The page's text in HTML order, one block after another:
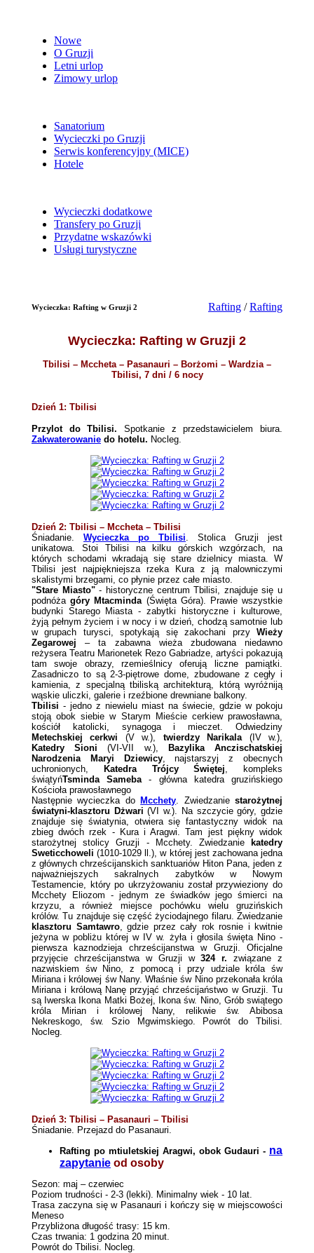
Nowe
O Gruzji
Letni urlop
Zimowy urlop
Sanatorium
Wycieczki po Gruzji
Serwis konferencyjny (MICE)
Hotele
Wycieczki dodatkowe
Transfery po Gruzji
Przydatne wskazówki
Usługi turystyczne
Wycieczka: Rafting w Gruzji 2 Rafting /Rafting
Wycieczka: Rafting w Gruzji 2
Tbilisi – Mccheta – Pasanauri – Borżomi – Wardzia –
Tbilisi, 7 dni / 6 nocy
Dzień 1: Tbilisi
Przylot do Tbilisi. Spotkanie z przedstawicielem biura.
Zakwaterowanie do hotelu. Nocleg.
Dzień 2: Tbilisi – Mccheta – Tbilisi
Śniadanie.
Wycieczka po Tbilisi. Stolica Gruzji jest
unikatowa. Stoi Tbilisi na kilku górskich wzgórzach, na
których schodami wkradają się stare dzielnicy miasta. W
Tbilisi jest najpiękniejsza rzeka Kura z ją malowniczymi
skalistymi brzegami, co płynie przez całe miasto.
"Stare Miasto"- historyczne centrum Tbilisi, znajduje się u
podnóżagóry Mtacminda(Święta Góra). Prawie wszystkie
budynki Starego Miasta - zabytki historyczne i kulturowe,
żyją pełnym życiem i w nocy i w dzień, chodzą samotnie lub
w grupach turysci, spotykają się zakochani przy Wieży
Zegarowej– ta zabawna wieża zbudowana niedawno
reżysera Teatru Marionetek Rezo Gabriadze, artyści pokazują
tam swoje obrazy, rzemieślnicy oferują liczne pamiątki.
Zasadniczo to są 2-3-piętrowe dome, zbudowane z cegły i
kamienia, z specjalną tbiliską architekturą, którą wyróżniją
wąskie uliczki, galerie i rzeźbione drewniane balkony.
Tbilisi - jedno z niewielu miast na świecie, gdzie w pokoju
stoją obok siebie w Starym Mieście cerkiew prawosławna,
kościół katolicki, synagoga i mieczet. Odwiedziny
Metechskiej cerkwi (V w.), twierdzy Narikala(IV w.),
Katedry Sioni(VI-VII w.),
Bazylika Anczischatskiej
Narodzenia Maryi Dziewicy, najstarszyj z obecnych
uchronionych,
Katedra Trójcy Świętej, kompleks
świątyńTsminda Sameba- główna katedra gruzińskiego
Kościoła prawosławnego
Następnie wycieczka do
Mcchety. Zwiedzaniestarożytnej
światyni-klasztoru Dżwari (VI w.). Na szczycie góry, gdzie
znajduje się światynia, otwiera się fantastyczny widok na
zbieg dwóch rzek - Kura i Aragwi. Tam jest piękny widok
starożytnej stolicy Gruzji - Mcchety. Zwiedzanie
katedry
Sweticchoweli(1010-1029 ll.), w której jest zachowana jedna
z głównych chrześcijanskich sanktuariów Hiton Pana, jeden z
najważniejszych sakralnych zabytków w Nowym
Testamencie, który po ukrzyżowaniu został przywieziony do
Mcchety Eliozom - jednym ze świadków jego śmierci na
krzyzu, a również miejsce pochówku wielu gruzińskich
królów. Tu znajduje się część życiodajnego filaru. Zwiedzanie
klasztoru Samtawro, gdzie przez cały rok rosnie i kwitnie
jeżyna w pobliżu której w IV w. żyła i głosila święta Nino -
pierwsza kaznodzieja chrześcijanstwa w Gruzji. Oficjalne
przyjęcie chrześcijanstwa w Gruzji w324 r. związane z
nazwiskiem św Nino, z pomocą i przy udziale króla św
Miriana i królowej św Nany. Właśnie św Nino przekonała króla
Miriana i królową Nanę przyjąć chrześcijaństwo w Gruzji. Tu
są Iwerska Ikona Matki Bożej, Ikona św. Nino, Grób swiątego
króla Mirian i królowej Nany, relikwie św. Abibosa
Nekreskogo, św. Szio Mgwimskiego. Powrót do Tbilisi.
Nocleg.
Dzień 3: Tbilisi – Pasanauri – Tbilisi
Śniadanie. Przejazd do Pasanauri.
Rafting po mtiuletskiej Aragwi, obok Gudauri - na
zapytanie od osoby
Sezon: maj – czerwiec
Poziom trudności - 2-3 (lekki). Minimalny wiek - 10 lat.
Trasa zaczyna się w Pasanauri i kończy się w miejscowości
Meneso
Przybliżona długość trasy: 15 km.
Czas trwania: 1 godzina 20 minut.
Powrót do Tbilisi. Nocleg.